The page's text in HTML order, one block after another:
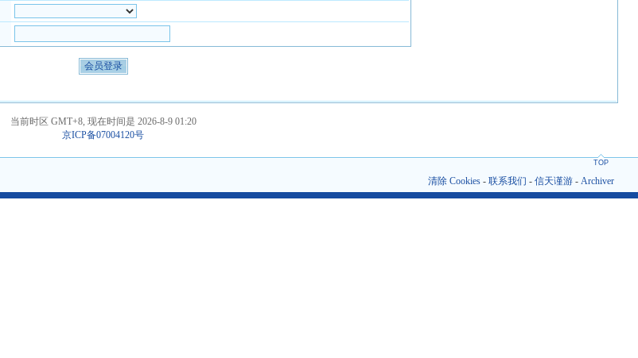
当前时区 GMT+8, 现在时间是 2026-8-9 01:20
京ICP备07004120号
TOP
清除 Cookies - 联系我们 - 信天谨游 - Archiver